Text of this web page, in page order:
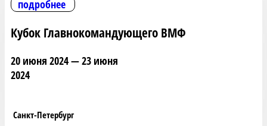
подробнее
Кубок Главнокомандующего ВМФ
20 июня 2024 — 23 июня
2024
Санкт-Петербург